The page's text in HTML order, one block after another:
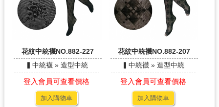
花紋中統襪NO.882-227
▍中統襪 » 造型中統
登入會員可查看價格
加入購物車
花紋中統襪NO.882-207
▍中統襪 » 造型中統
登入會員可查看價格
加入購物車